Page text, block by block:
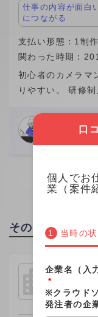
仕事の内容が面白
につながる
支払い形態：1制
関わった時期：
初心者のカメラマ
りやすい。 研修
いろんなマナーな
てもらえるのは嬉
その他
その他の職種の
株式会
口
個人でお
業（案件
当時の
企業名（入
*
※クラウド
発注者の企